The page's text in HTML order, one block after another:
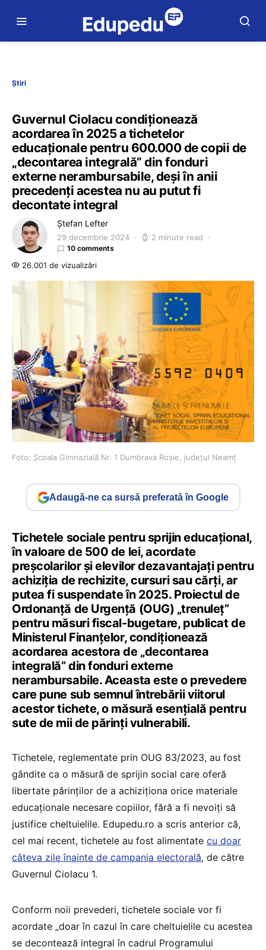
Știri
Guvernul Ciolacu condiționează
acordarea în 2025 a tichetelor
educaționale pentru 600.000 de copii de
„decontarea integrală” din fonduri
externe nerambursabile, deși în anii
precedenți acestea nu au putut fi
decontate integral
Ștefan Lefter
29 decembrie 2024 2 minute read
10 comments
26.001 de vizualizări
Foto: Școala Gimnazială Nr. 1 Dumbrava Roșie, județul Neamț
Adaugă-ne ca sursă preferată în Google
Tichetele sociale pentru sprijin educațional,
în valoare de 500 de lei, acordate
preșcolarilor și elevilor dezavantajați pentru
achiziția de rechizite, cursuri sau cărți, ar
putea fi suspendate în 2025. Proiectul de
Ordonanță de Urgență (OUG) „trenuleț”
pentru măsuri fiscal-bugetare, publicat de
Ministerul Finanțelor, condiționează
acordarea acestora de „decontarea
integrală” din fonduri externe
nerambursabile. Aceasta este o prevedere
care pune sub semnul întrebării viitorul
acestor tichete, o măsură esențială pentru
sute de mii de părinți vulnerabili.
Tichetele, reglementate prin OUG 83/2023, au fost
gândite ca o măsură de sprijin social care oferă
libertate părinților de a achiziționa orice materiale
educaționale necesare copiilor, fără a fi nevoiți să
justifice cheltuielile. Edupedu.ro a scris anterior că,
cel mai recent, tichetele au fost alimentate cu doar
câteva zile înainte de campania electorală, de către
Guvernul Ciolacu 1.
Conform noii prevederi, tichetele sociale vor fi
acordate „doar în cazul în care cheltuielile cu acestea
se decontează integral în cadrul Programului